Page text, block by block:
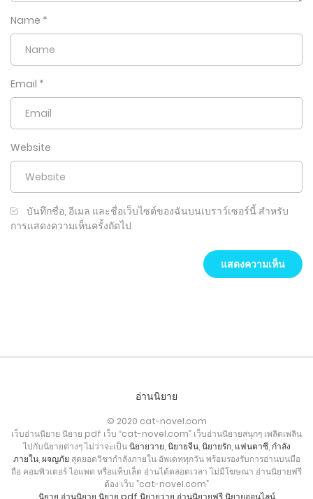
Name *
Email *
Website
บันทึกชื่อ, อีเมล และชื่อเว็บไซต์ของฉันบนเบราว์เซอร์นี้ สำหรับ
การแสดงความเห็นครั้งถัดไป
อ่านนิยาย
© 2020 cat-novel.com
เว็บอ่านนิยาย นิยาย pdf เว็บ “cat-novel.com” เว็บอ่านนิยายสนุกๆ เพลิดเพลิน
ไปกับนิยายต่างๆ ไม่ว่าจะเป็นนิยายวาย นิยายจีน, นิยายรัก, แฟนตาซี, กำลัง
ภายใน, ผจญภัย สุดยอดวิชากำลังภายใน อัพเดททุกวัน พร้อมรองรับการอ่านบนมือ
ถือ คอมพิวเตอร์ ไอแพด หรือแท็บเล็ต อ่านได้ตลอดเวลา ไม่มีโฆษณา อ่านนิยายฟรี
ต้อง เว็บ ”cat-novel.com”